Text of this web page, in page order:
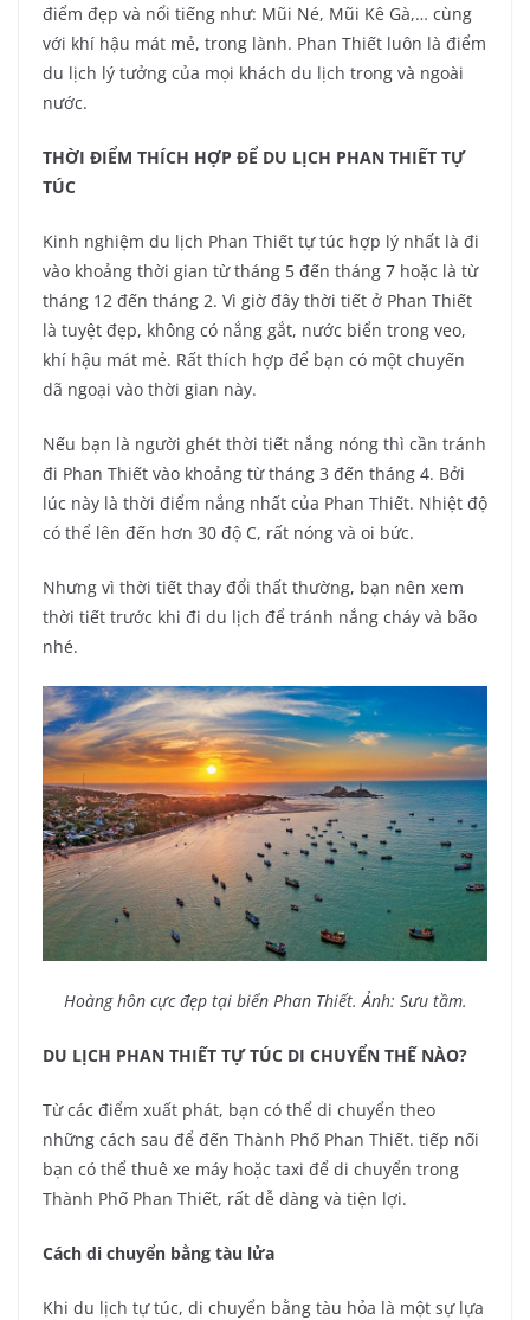
điểm đẹp và nổi tiếng như: Mũi Né, Mũi Kê Gà,… cùng
với khí hậu mát mẻ, trong lành. Phan Thiết luôn là điểm
du lịch lý tưởng của mọi khách du lịch trong và ngoài
nước.
THỜI ĐIỂM THÍCH HỢP ĐỂ DU LỊCH PHAN THIẾT TỰ
TÚC
Kinh nghiệm du lịch Phan Thiết tự túc hợp lý nhất là đi
vào khoảng thời gian từ tháng 5 đến tháng 7 hoặc là từ
tháng 12 đến tháng 2. Vì giờ đây thời tiết ở Phan Thiết
là tuyệt đẹp, không có nắng gắt, nước biển trong veo,
khí hậu mát mẻ. Rất thích hợp để bạn có một chuyến
dã ngoại vào thời gian này.
Nếu bạn là người ghét thời tiết nắng nóng thì cần tránh
đi Phan Thiết vào khoảng từ tháng 3 đến tháng 4. Bởi
lúc này là thời điểm nắng nhất của Phan Thiết. Nhiệt độ
có thể lên đến hơn 30 độ C, rất nóng và oi bức.
Nhưng vì thời tiết thay đổi thất thường, bạn nên xem
thời tiết trước khi đi du lịch để tránh nắng cháy và bão
nhé.
Hoàng hôn cực đẹp tại biển Phan Thiết. Ảnh: Sưu tầm.
DU LỊCH PHAN THIẾT TỰ TÚC DI CHUYỂN THẾ NÀO?
Từ các điểm xuất phát, bạn có thể di chuyển theo
những cách sau để đến Thành Phố Phan Thiết. tiếp nối
bạn có thể thuê xe máy hoặc taxi để di chuyển trong
Thành Phố Phan Thiết, rất dễ dàng và tiện lợi.
Cách di chuyển bằng tàu lửa
Khi du lịch tự túc, di chuyển bằng tàu hỏa là một sự lựa